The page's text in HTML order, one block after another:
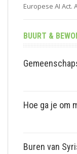
Europese AI
BUURT &
Hoe ga je om
Buren van